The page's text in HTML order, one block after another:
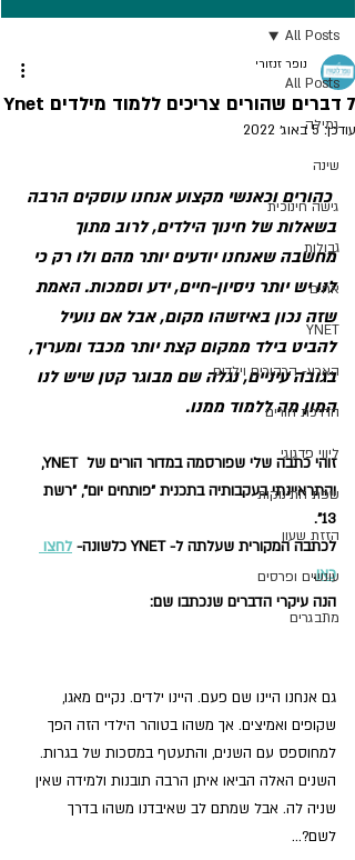
All Posts
גמילה
שינה
גישה חינוכית
גבולות
אחים
YNET
הארץ- הרהורים וילדים
הדרכת הורים
ליווי פדגוגי
שפת התינוקות
הזזת שעון
עונשים ופרסים
מתבגרים
All Posts
7 דברים שהורים צריכים ללמוד מילדים Ynet
נופר זנזורי
עודכן:5 באוג׳ 2022
כהורים וכאנשי מקצוע אנחנו עוסקים הרבה
בשאלות של חינוך הילדים, לרוב מתוך
מחשבה שאנחנו יודעים יותר מהם ולו רק כי
לנו יש יותר ניסיון-חיים, ידע וסמכות. האמת
שזה נכון באיזשהו מקום, אבל אם נועיל
להביט בילד ממקום קצת יותר מכבד ומעריך,
בגובה עיניים, נגלה שם מבוגר קטן שיש לנו
המון מה ללמוד ממנו.
זוהי כתבה שלי שפורסמה במדור הורים של  YNET,
והתראיינתי בעקבותיה בתכנית "פותחים יום", "רשת
13".
לכתבה המקורית שעלתה ל- YNET כלשונה-
לחצו
כאן.
הנה עיקרי הדברים שנכתבו שם:
גם אנחנו היינו שם פעם. היינו ילדים. נקיים מאגו,
שקופים ואמיצים. אך משהו בטוהר הילדי הזה הפך
למחוספס עם השנים, והתעטף במסכות של בגרות.
השנים האלה הביאו איתן הרבה תובנות ולמידה שאין
שניה לה. אבל שמתם לב שאיבדנו משהו בדרך
לשם?...